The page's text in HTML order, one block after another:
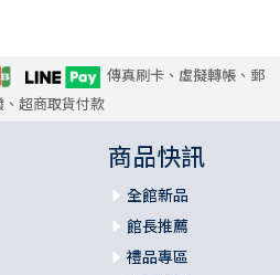
傳真刷卡、虛擬轉帳、郵
、超商取貨付款
商品快訊
全館新品
館長推薦
禮品專區